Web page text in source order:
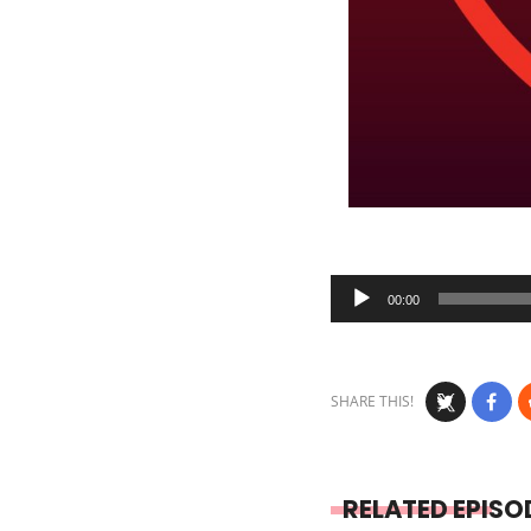
Audio
Player
00:00
SHARE THIS!
RELATED